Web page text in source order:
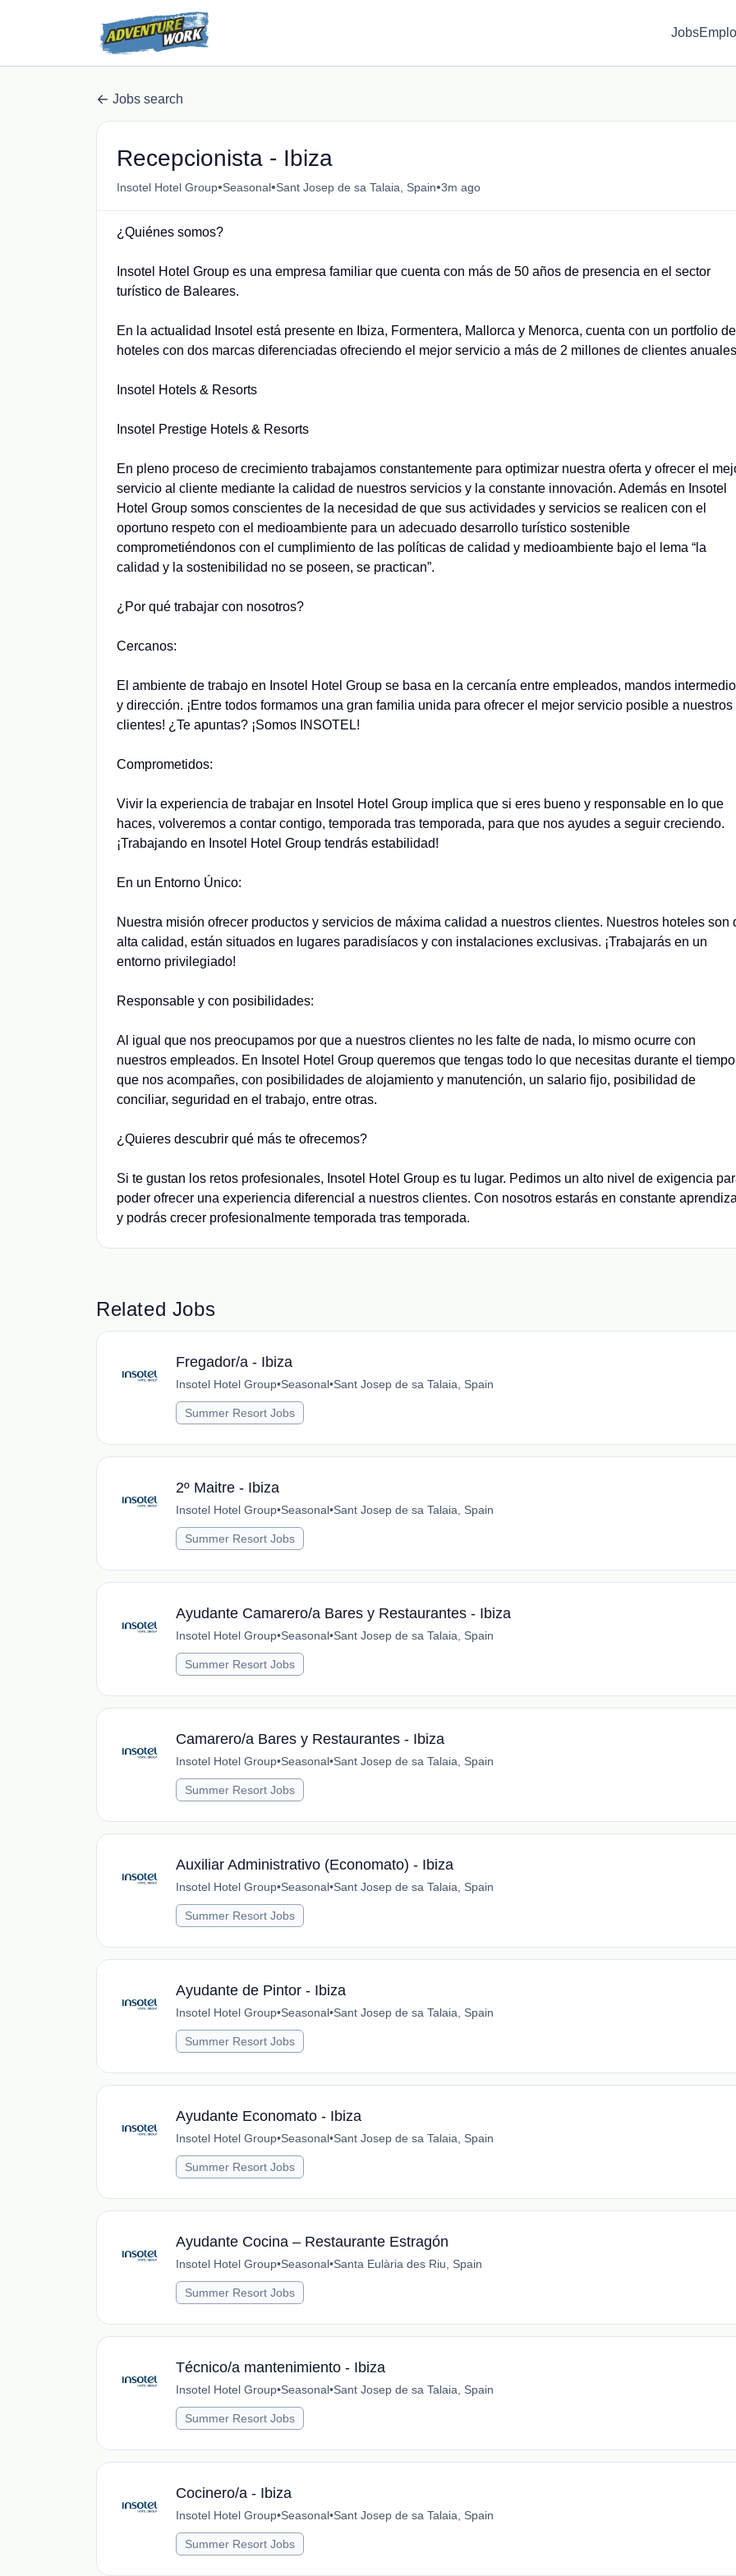
Jobs
Jobs search
Recepcionista - Ibiza
Insotel Hotel Group•Seasonal•Sant Josep de sa Talaia, Spain•3m ago
¿Quiénes somos?
Insotel Hotel Group es una empresa familiar que cuenta con más de 50 años de presencia en el sector
turístico de Baleares.
En la actualidad Insotel está presente en Ibiza, Formentera, Mallorca y Menorca, cuenta con un portfolio
hoteles con dos marcas diferenciadas ofreciendo el mejor servicio a más de 2 millones de clientes
Insotel Hotels & Resorts
Insotel Prestige Hotels & Resorts
En pleno proceso de crecimiento trabajamos constantemente para optimizar nuestra oferta y ofrecer el
servicio al cliente mediante la calidad de nuestros servicios y la constante innovación. Además en Insotel
Hotel Group somos conscientes de la necesidad de que sus actividades y servicios se realicen con el
oportuno respeto con el medioambiente para un adecuado desarrollo turístico sostenible
comprometiéndonos con el cumplimiento de las políticas de calidad y medioambiente bajo el lema “la
calidad y la sostenibilidad no se poseen, se practican”.
¿Por qué trabajar con nosotros?
Cercanos:
El ambiente de trabajo en Insotel Hotel Group se basa en la cercanía entre empleados, mandos
y dirección. ¡Entre todos formamos una gran familia unida para ofrecer el mejor servicio posible a nuestros
clientes! ¿Te apuntas? ¡Somos INSOTEL!
Comprometidos:
Vivir la experiencia de trabajar en Insotel Hotel Group implica que si eres bueno y responsable en lo que
haces, volveremos a contar contigo, temporada tras temporada, para que nos ayudes a seguir creciendo.
¡Trabajando en Insotel Hotel Group tendrás estabilidad!
En un Entorno Único:
Nuestra misión ofrecer productos y servicios de máxima calidad a nuestros clientes. Nuestros hoteles son
alta calidad, están situados en lugares paradisíacos y con instalaciones exclusivas. ¡Trabajarás en un
entorno privilegiado!
Responsable y con posibilidades:
Al igual que nos preocupamos por que a nuestros clientes no les falte de nada, lo mismo ocurre con
nuestros empleados. En Insotel Hotel Group queremos que tengas todo lo que necesitas durante el tiempo
que nos acompañes, con posibilidades de alojamiento y manutención, un salario fijo, posibilidad de
conciliar, seguridad en el trabajo, entre otras.
¿Quieres descubrir qué más te ofrecemos?
Si te gustan los retos profesionales, Insotel Hotel Group es tu lugar. Pedimos un alto nivel de exigencia
poder ofrecer una experiencia diferencial a nuestros clientes. Con nosotros estarás en constante
y podrás crecer profesionalmente temporada tras temporada.
Related Jobs
Fregador/a - Ibiza
Insotel Hotel Group•Seasonal•Sant Josep de sa Talaia, Spain
Summer Resort Jobs
2º Maitre - Ibiza
Insotel Hotel Group•Seasonal•Sant Josep de sa Talaia, Spain
Summer Resort Jobs
Ayudante Camarero/a Bares y Restaurantes - Ibiza
Insotel Hotel Group•Seasonal•Sant Josep de sa Talaia, Spain
Summer Resort Jobs
Camarero/a Bares y Restaurantes - Ibiza
Insotel Hotel Group•Seasonal•Sant Josep de sa Talaia, Spain
Summer Resort Jobs
Auxiliar Administrativo (Economato) - Ibiza
Insotel Hotel Group•Seasonal•Sant Josep de sa Talaia, Spain
Summer Resort Jobs
Ayudante de Pintor - Ibiza
Insotel Hotel Group•Seasonal•Sant Josep de sa Talaia, Spain
Summer Resort Jobs
Ayudante Economato - Ibiza
Insotel Hotel Group•Seasonal•Sant Josep de sa Talaia, Spain
Summer Resort Jobs
Ayudante Cocina – Restaurante Estragón
Insotel Hotel Group•Seasonal•Santa Eulària des Riu, Spain
Summer Resort Jobs
Técnico/a mantenimiento - Ibiza
Insotel Hotel Group•Seasonal•Sant Josep de sa Talaia, Spain
Summer Resort Jobs
Cocinero/a - Ibiza
Insotel Hotel Group•Seasonal•Sant Josep de sa Talaia, Spain
Summer Resort Jobs